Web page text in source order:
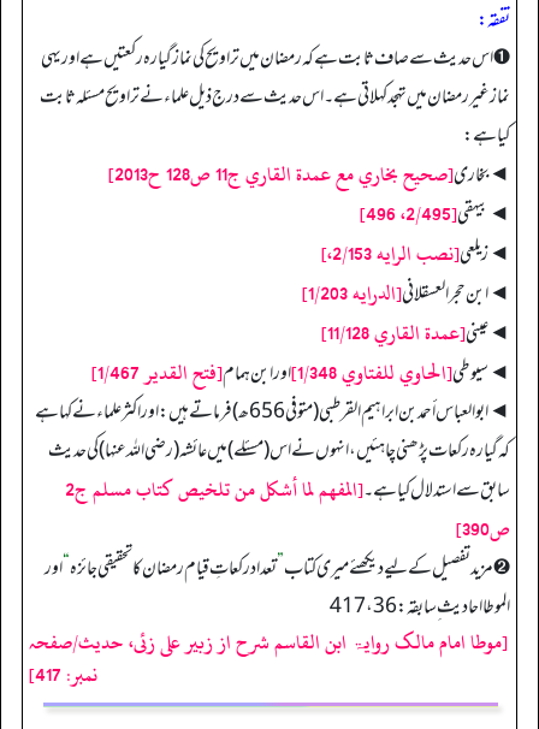
تفقه:
➊ اس حدیث سے صاف ثابت ہے کہ رمضان میں تراویح کی نماز گیارہ رکعتیں ہے اور یہی
نماز غیر رمضان میں تہجد کہلاتی ہے۔ اس حدیث سے درج ذیل علماء نے تراویح مسئلہ ثابت
کیا ہے:
◄ بخاری[صحيح بخاري مع عمدة القاري ج11 ص128 ح2013]
◄ بیہقی[2/495، 496]
◄ زیلعی[نصب الرايه 2/153،]
◄ ابن حجر العسقلانی[الدرايه 1/203]
◄ عینی[عمدة القاري 11/128]
◄ سیوطی[الحاوي للفتاوي 1/348] اور ابن ہمام[فتح القدير 1/467]
◄ ابوالعباس أحمد بن ابراہیم القرطبی (متوفی 656ھ) فرماتے ہیں: اور اکثر علماء نے کہا ہے
کہ گیارہ رکعات پڑھنی چاہئیں، انہوں نے اس (مسئلے) میں عائشہ (رضی اللہ عنہا) کی حدیث
سابق سے استدلال کیا ہے۔
[المفهم لما أشكل من تلخيص كتاب مسلم ج2
ص390]
➋ مزید تفصیل کے لیے دیکھئے میری کتاب”تعداد رکعاتِ قیام رمضان کا تحقیقی جائزہ“اور
الموطا احادیث ِ سابقہ: 36، 417
[موطا امام مالک روایۃ ابن القاسم شرح از زبیر علی زئی، حدیث/صفحہ
نمبر: 417]